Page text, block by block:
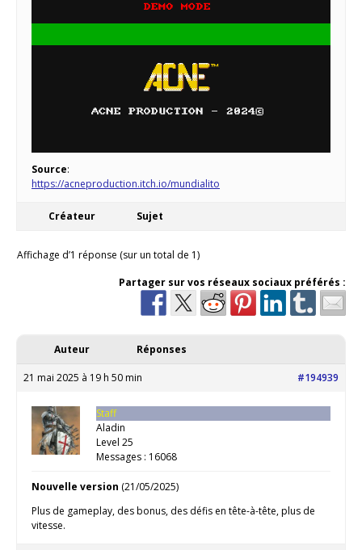
Source:
https://acneproduction.itch.io/mundialito
Créateur Sujet
Affichage d’1 réponse (sur un total de 1)
Partager sur vos réseaux sociaux préférés :
Auteur Réponses
21 mai 2025 à 19 h 50 min #194939
Staff
Aladin
Level 25
Messages : 16068
Nouvelle version (21/05/2025)
Plus de gameplay, des bonus, des défis en tête-à-tête, plus de
vitesse.